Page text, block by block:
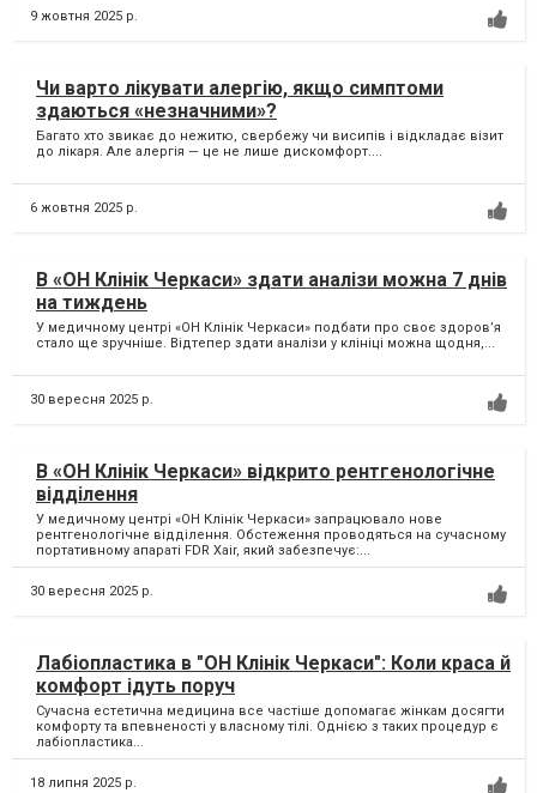
9 жовтня 2025 р.
Чи варто лікувати алергію, якщо симптоми
здаються «незначними»?
Багато хто звикає до нежитю, свербежу чи висипів і відкладає візит
до лікаря. Але алергія — це не лише дискомфорт....
6 жовтня 2025 р.
В «ОН Клінік Черкаси» здати аналізи можна 7 днів
на тиждень
У медичному центрі «ОН Клінік Черкаси» подбати про своє здоров’я
стало ще зручніше. Відтепер здати аналізи у клініці можна щодня,...
30 вересня 2025 р.
В «ОН Клінік Черкаси» відкрито рентгенологічне
відділення
У медичному центрі «ОН Клінік Черкаси» запрацювало нове
рентгенологічне відділення. Обстеження проводяться на сучасному
портативному апараті FDR Xair, який забезпечує:...
30 вересня 2025 р.
Лабіопластика в "ОН Клінік Черкаси": Коли краса й
комфорт ідуть поруч
Сучасна естетична медицина все частіше допомагає жінкам досягти
комфорту та впевненості у власному тілі. Однією з таких процедур є
лабіопластика...
18 липня 2025 р.